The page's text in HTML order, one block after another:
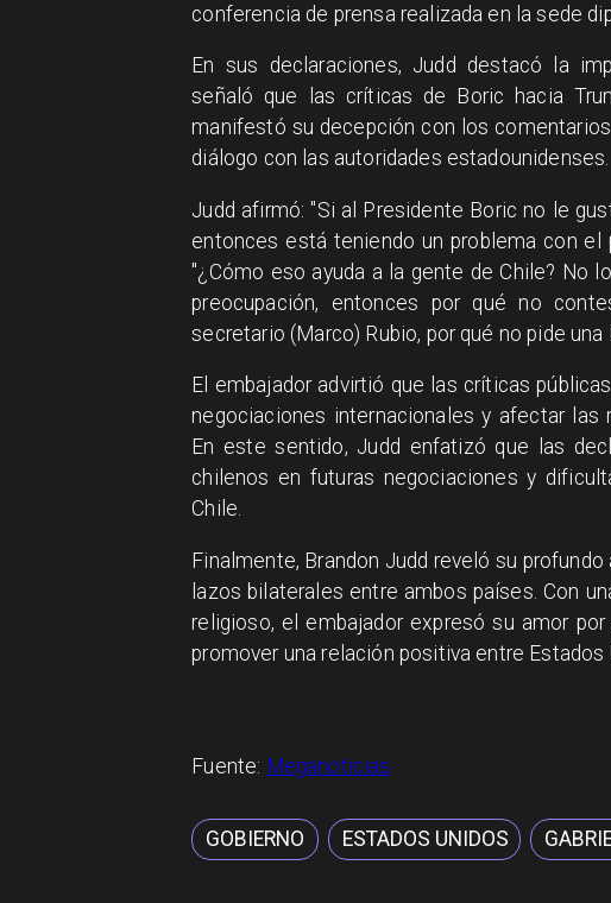
conferencia de prensa realizada en la sede
En sus declaraciones, Judd destacó la
señaló que las críticas de Boric hacia
manifestó su decepción con los
diálogo con las autoridades estadounidenses.
Judd afirmó: "Si al Presidente Boric no le
entonces está teniendo un problema con el
"¿Cómo eso ayuda a la gente de Chile? No
preocupación, entonces por qué no
secretario (Marco) Rubio, por qué no pide
El embajador advirtió que las críticas
negociaciones internacionales y afectar
En este sentido, Judd enfatizó que las
chilenos en futuras negociaciones y
Chile.
Finalmente, Brandon Judd reveló su
lazos bilaterales entre ambos países. Con
religioso, el embajador expresó su amor
promover una relación positiva entre Estados
Fuente: Meganoticias
GOBIERNO ESTADOS UNIDOS